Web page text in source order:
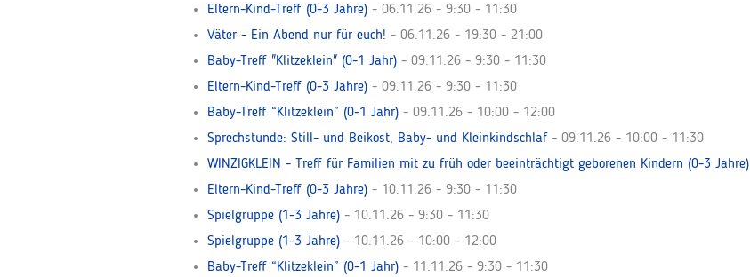
Eltern-Kind-Treff (0-3 Jahre) - 06.11.26 - 9:30 - 11:30
Väter - Ein Abend nur für euch! - 06.11.26 - 19:30 - 21:00
Baby-Treff "Klitzeklein" (0-1 Jahr) - 09.11.26 - 9:30 - 11:30
Eltern-Kind-Treff (0-3 Jahre) - 09.11.26 - 9:30 - 11:30
Baby-Treff “Klitzeklein” (0-1 Jahr) - 09.11.26 - 10:00 - 12:00
Sprechstunde: Still- und Beikost, Baby- und Kleinkindschlaf - 09.11.26 - 10:00 - 11:30
WINZIGKLEIN - Treff für Familien mit zu früh oder beeinträchtigt geborenen Kindern (0-3 Jahre)
Eltern-Kind-Treff (0-3 Jahre) - 10.11.26 - 9:30 - 11:30
Spielgruppe (1-3 Jahre) - 10.11.26 - 9:30 - 11:30
Spielgruppe (1-3 Jahre) - 10.11.26 - 10:00 - 12:00
Baby-Treff “Klitzeklein” (0-1 Jahr) - 11.11.26 - 9:30 - 11:30